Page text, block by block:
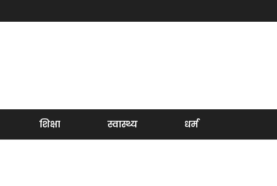
शिक्षा स्वास्थ्य धर्म